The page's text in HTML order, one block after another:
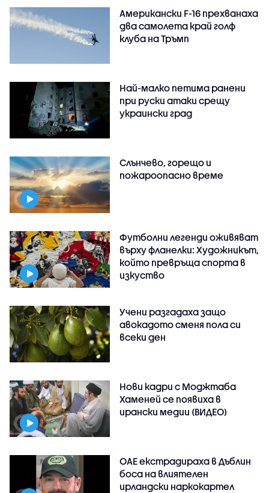
Американски F-16 прехванаха
два самолета край голф
клуба на Тръмп
Най-малко петима ранени
при руски атаки срещу
украински град
Слънчево, горещо и
пожароопасно време
Футболни легенди оживяват
върху фланелки: Художникът,
който превръща спорта в
изкуство
Учени разгадаха защо
авокадото сменя пола си
всеки ден
Нови кадри с Моджтаба
Хаменей се появиха в
ирански медии (ВИДЕО)
ОАЕ екстрадираха в Дъблин
боса на влиятелен
ирландски наркокартел